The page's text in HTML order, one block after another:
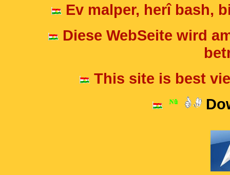
Ev malper, herî bash,
Diese WebSeite wird
This site is best